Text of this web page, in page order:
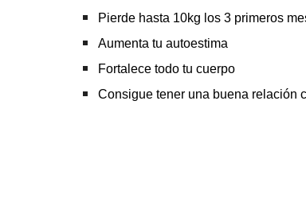
Pierde hasta 10kg los 3 primeros
Aumenta tu autoestima
Fortalece todo tu cuerpo
Consigue tener una buena relación